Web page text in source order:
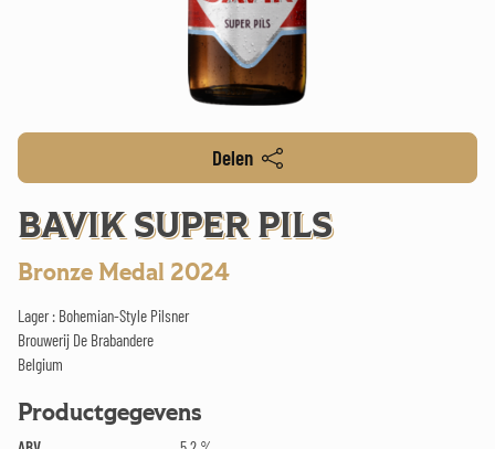
Delen
BAVIK SUPER PILS
Bronze Medal 2024
Lager : Bohemian-Style Pilsner
Brouwerij De Brabandere
Belgium
Productgegevens